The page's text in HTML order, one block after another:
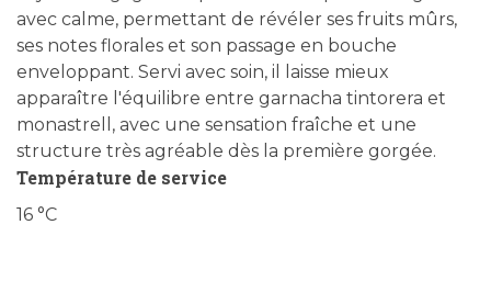
avec calme, permettant de révéler ses fruits mûrs,
ses notes florales et son passage en bouche
enveloppant. Servi avec soin, il laisse mieux
apparaître l'équilibre entre garnacha tintorera et
monastrell, avec une sensation fraîche et une
structure très agréable dès la première gorgée.
Température de service
16 °C